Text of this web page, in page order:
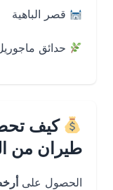
قصر الباهية
حدائق ماجوريل
كيف تحصل
طيران من
الحصول علىأرخص